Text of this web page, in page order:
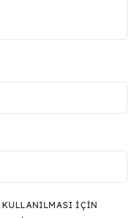
KULLANILMASI IÇIN